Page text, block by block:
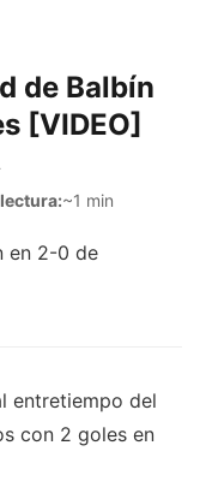
de Balbín
[VIDEO]
~1 min
entretiempo del
con 2 goles en